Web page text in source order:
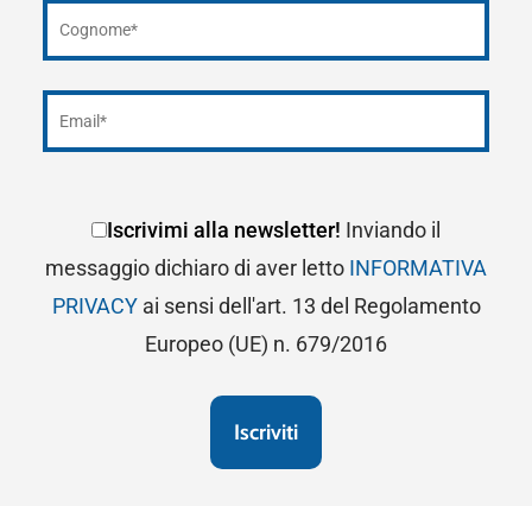
Iscrivimi alla newsletter! Inviando il
messaggio dichiaro di aver letto INFORMATIVA
PRIVACYai sensi dell'art. 13 del Regolamento
Europeo (UE) n. 679/2016